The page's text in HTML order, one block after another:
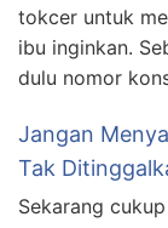
tokcer untuk
ibu inginkan.
dulu nomor
Jangan
Tak
Sekarang